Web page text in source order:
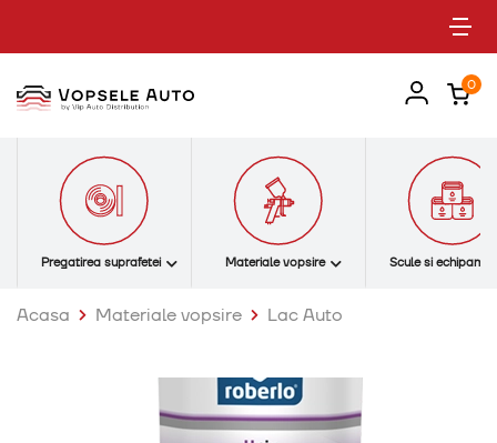
0
Pregatirea suprafetei Materiale vopsire Scule si
Acasa Materiale vopsire Lac Auto